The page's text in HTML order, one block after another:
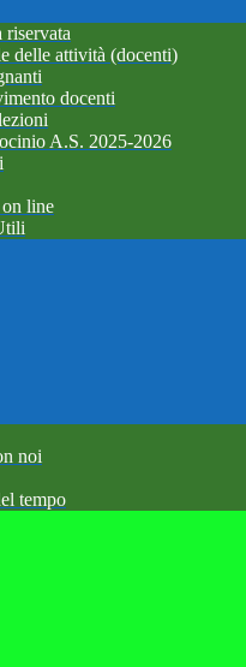
riservata
delle attività (docenti)
docenti
A.S. 2025-2026
line
noi
tempo